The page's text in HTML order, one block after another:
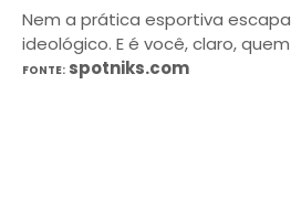
Nem a prática esportiva
ideológico. E é você, claro,
FONTE: spotniks.com